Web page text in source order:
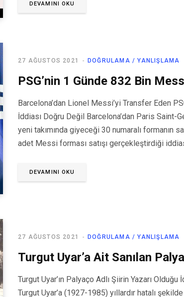
DEVAMINI OKU
DOĞRULAMA / YANLIŞLAMA
27 AĞUSTOS 2021
PSG’nin 1 Günde 832 Bin
Barcelona’dan Lionel Messi’yi Transfer Eden
İddiası Doğru Değil Barcelona’dan Paris Saint-
yeni takımında giyeceği 30 numaralı formanın
adet Messi forması satışı gerçekleştirdiği
DEVAMINI OKU
DOĞRULAMA / YANLIŞLAMA
27 AĞUSTOS 2021
Turgut Uyar’a Ait Sanılan
Turgut Uyar’ın Palyaço Adlı Şiirin Yazarı
Turgut Uyar’a (1927-1985) yıllardır hatalı